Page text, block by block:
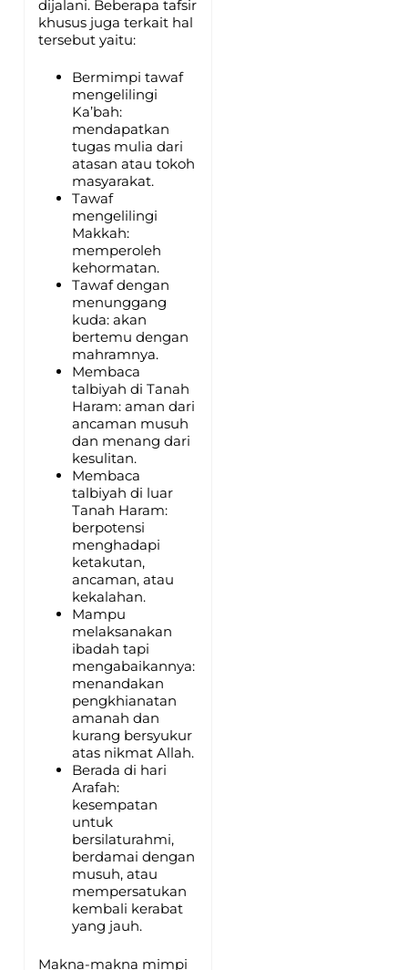
dijalani. Beberapa tafsir
khusus juga terkait hal
tersebut yaitu:
Bermimpi tawaf
mengelilingi
Ka’bah:
mendapatkan
tugas mulia dari
atasan atau tokoh
masyarakat.
Tawaf
mengelilingi
Makkah:
memperoleh
kehormatan.
Tawaf dengan
menunggang
kuda: akan
bertemu dengan
mahramnya.
Membaca
talbiyah di Tanah
Haram: aman dari
ancaman musuh
dan menang dari
kesulitan.
Membaca
talbiyah di luar
Tanah Haram:
berpotensi
menghadapi
ketakutan,
ancaman, atau
kekalahan.
Mampu
melaksanakan
ibadah tapi
mengabaikannya:
menandakan
pengkhianatan
amanah dan
kurang bersyukur
atas nikmat Allah.
Berada di hari
Arafah:
kesempatan
untuk
bersilaturahmi,
berdamai dengan
musuh, atau
mempersatukan
kembali kerabat
yang jauh.
Makna-makna mimpi